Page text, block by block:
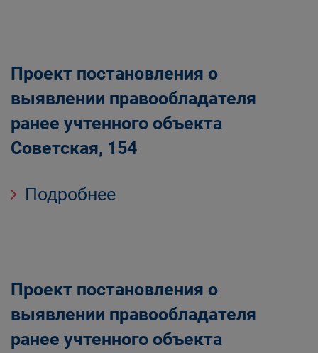
Проект постановления о
выявлении правообладателя
ранее учтенного объекта
Советская, 154
Подробнее
Проект постановления о
выявлении правообладателя
ранее учтенного объекта